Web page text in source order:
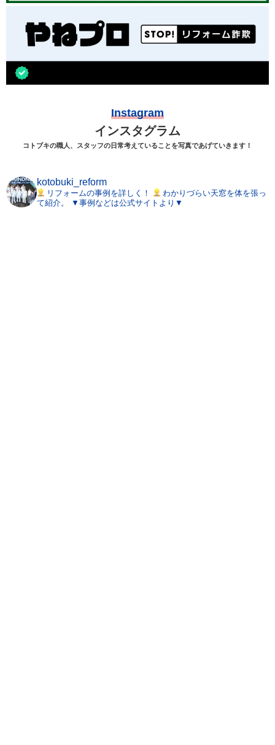
Instagram
インスタグラム
コトブキの職人、スタッフの日常考えていることを写真であげていきます！
kotobuki_reform
リフォームの事例を詳しく！
わかりづらい天窓を体を張っ
て紹介。
▼事例などは公式サイトより▼